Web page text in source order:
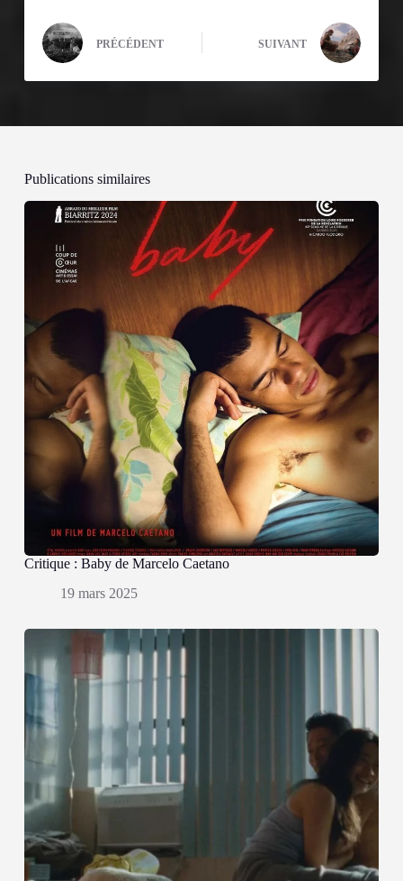
PRÉCÉDENT SUIVANT
Publications similaires
Critique : Baby de Marcelo Caetano
19 mars 2025